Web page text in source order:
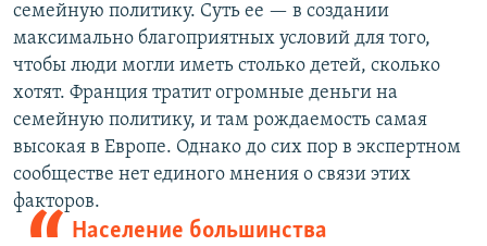
семейную политику. Суть ее — в создании
максимально благоприятных условий для того,
чтобы люди могли иметь столько детей, сколько
хотят. Франция тратит огромные деньги на
семейную политику, и там рождаемость самая
высокая в Европе. Однако до сих пор в экспертном
сообществе нет единого мнения о связи этих
факторов.
Население большинства